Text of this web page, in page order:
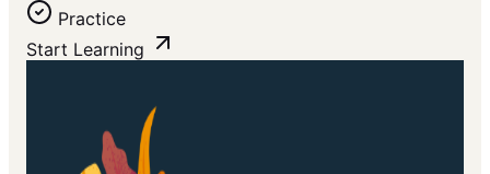
Practice
Start Learning